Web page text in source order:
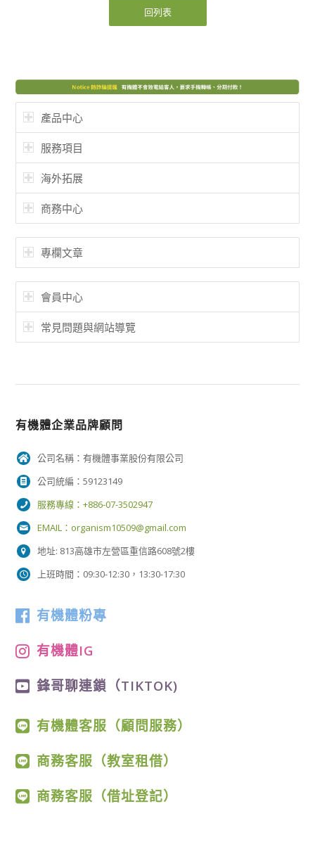
回列表
產品中心
服務項目
海外拓展
商務中心
專欄文章
會員中心
常見問題與網站導覽
有機體企業品牌顧問
公司名稱：有機體事業股份有限公司
公司統編：59123149
服務專線：+886-07-3502947
EMAIL： organism10509@gmail.com
地址: 813高雄市左營區重信路608號2樓
上班時間：09:30-12:30，13:30-17:30
有機體粉專
有機體IG
鋒哥聊連鎖（TIKTOK)
有機體客服（顧問服務）
商務客服（教室租借）
商務客服（借址登記）